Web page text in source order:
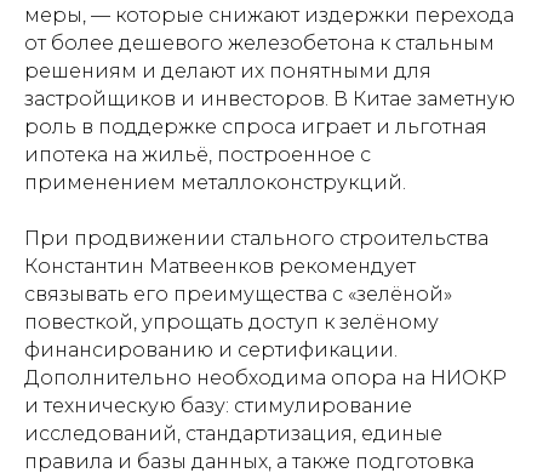
меры, — которые снижают издержки перехода
от более дешевого железобетона к стальным
решениям и делают их понятными для
застройщиков и инвесторов. В Китае заметную
роль в поддержке спроса играет и льготная
ипотека на жильё, построенное с
применением металлоконструкций.
При продвижении стального строительства
Константин Матвеенков рекомендует
связывать его преимущества с «зелёной»
повесткой, упрощать доступ к зелёному
финансированию и сертификации.
Дополнительно необходима опора на НИОКР
и техническую базу: стимулирование
исследований, стандартизация, единые
правила и базы данных, а также подготовка